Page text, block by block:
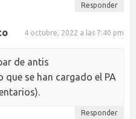
Responder
4 octubre, 2022 a las 7:40 pm
de antis
se han cargado el PA
Responder